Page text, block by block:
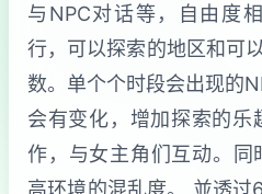
与NPC对话等，自由度
行，可以探索的地区和可
数。单个个时段会出现的
会有变化，增加探索的乐
作，与女主角们互动。
高环境的混乱度。 並透过